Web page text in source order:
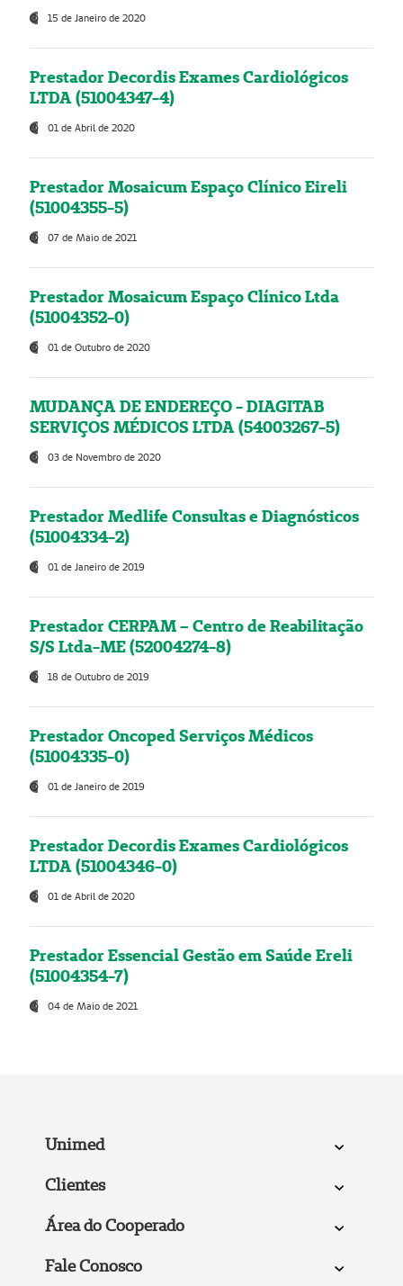
15 de Janeiro de 2020
Prestador Decordis Exames Cardiológicos
LTDA (51004347-4)
01 de Abril de 2020
Prestador Mosaicum Espaço Clínico Eireli
(51004355-5)
07 de Maio de 2021
Prestador Mosaicum Espaço Clínico Ltda
(51004352-0)
01 de Outubro de 2020
MUDANÇA DE ENDEREÇO - DIAGITAB
SERVIÇOS MÉDICOS LTDA (54003267-5)
03 de Novembro de 2020
Prestador Medlife Consultas e Diagnósticos
(51004334-2)
01 de Janeiro de 2019
Prestador CERPAM – Centro de Reabilitação
S/S Ltda-ME (52004274-8)
18 de Outubro de 2019
Prestador Oncoped Serviços Médicos
(51004335-0)
01 de Janeiro de 2019
Prestador Decordis Exames Cardiológicos
LTDA (51004346-0)
01 de Abril de 2020
Prestador Essencial Gestão em Saúde Ereli
(51004354-7)
04 de Maio de 2021
Unimed
Clientes
Área do Cooperado
Fale Conosco